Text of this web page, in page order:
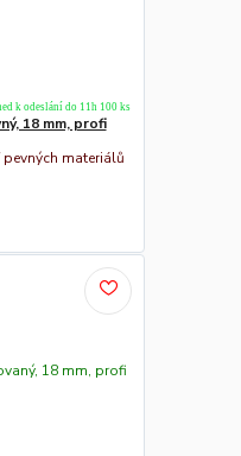
18 mm, profi
materiálů
k odeslání do 11h 100 ks